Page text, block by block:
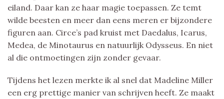
eiland. Daar kan ze haar magie toepassen. Ze temt
wilde beesten en meer dan eens meren er bijzondere
figuren aan. Circe’s pad kruist met Daedalus, Icarus,
Medea, de Minotaurus en natuurlijk Odysseus. En niet
al die ontmoetingen zijn zonder gevaar.
Tijdens het lezen merkte ik al snel dat Madeline Miller
een erg prettige manier van schrijven heeft. Ze maakt